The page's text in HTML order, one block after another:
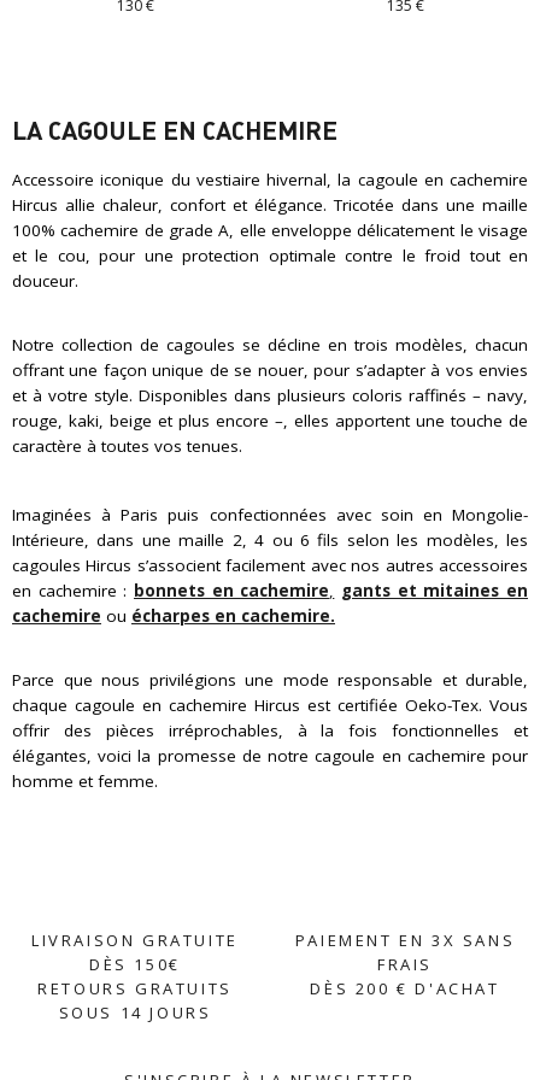
130 € 135 €
LA CAGOULE EN CACHEMIRE
Accessoire iconique du vestiaire hivernal, la cagoule en cachemire
Hircus allie chaleur, confort et élégance. Tricotée dans une maille
100% cachemire de grade A, elle enveloppe délicatement le visage
et le cou, pour une protection optimale contre le froid tout en
douceur.
Notre collection de cagoules se décline en trois modèles, chacun
offrant une façon unique de se nouer, pour s’adapter à vos envies
et à votre style. Disponibles dans plusieurs coloris raffinés – navy,
rouge, kaki, beige et plus encore –, elles apportent une touche de
caractère à toutes vos tenues.
Imaginées à Paris puis confectionnées avec soin en Mongolie-
Intérieure, dans une maille 2, 4 ou 6 fils selon les modèles, les
cagoules Hircus s’associent facilement avec nos autres accessoires
en cachemire : bonnets en cachemire, gants et mitaines en
cachemire ou écharpes en cachemire.
Parce que nous privilégions une mode responsable et durable,
chaque cagoule en cachemire Hircus est certifiée Oeko-Tex. Vous
offrir des pièces irréprochables, à la fois fonctionnelles et
élégantes, voici la promesse de notre cagoule en cachemire pour
homme et femme.
LIVRAISON GRATUITE
DÈS 150€
RETOURS GRATUITS
SOUS 14 JOURS
PAIEMENT EN 3X SANS
FRAIS
DÈS 200 € D'ACHAT